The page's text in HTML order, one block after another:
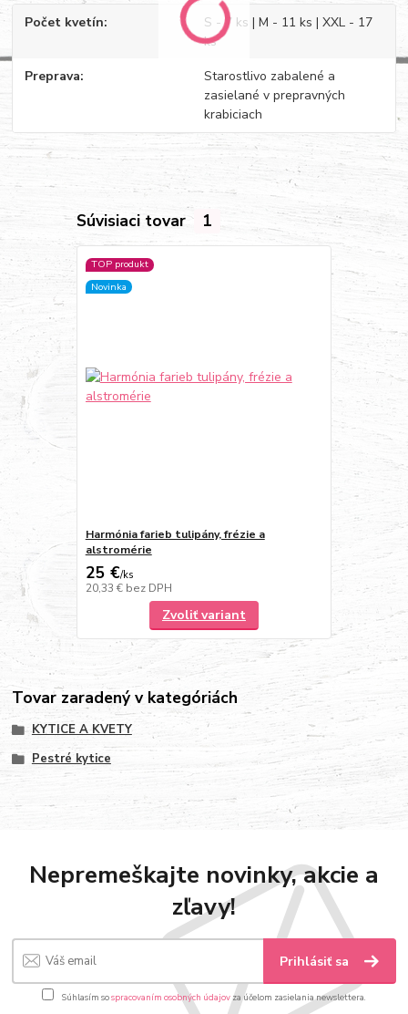
Počet kvetín
S - 7 ks | M - 11 ks | XXL - 17
ks
Preprava
Starostlivo zabalené a
zasielané v prepravných
krabiciach
Súvisiaci tovar 1
TOP produkt
Novinka
Harmónia farieb tulipány, frézie a
alstromérie
25 €/ks
20,33 € bez DPH
Zvoliť variant
Tovar zaradený v kategóriách
KYTICE A KVETY
Pestré kytice
Nepremeškajte novinky, akcie a
zľavy!
Prihlásiť sa
Súhlasím sospracovaním osobných údajovza účelom zasielania newslettera.